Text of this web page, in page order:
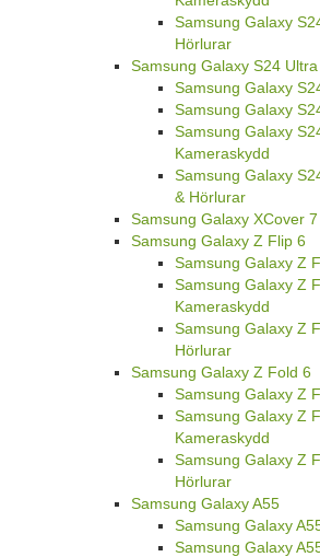
Samsung Galaxy
Hörlurar
Samsung Galaxy S24 Ultra
Samsung Galaxy
Samsung Galaxy
Samsung Galaxy
Kameraskydd
Samsung Galaxy
& Hörlurar
Samsung Galaxy XCover 7
Samsung Galaxy Z Flip 6
Samsung Galaxy Z
Samsung Galaxy Z
Kameraskydd
Samsung Galaxy Z
Hörlurar
Samsung Galaxy Z Fold 6
Samsung Galaxy Z
Samsung Galaxy Z
Kameraskydd
Samsung Galaxy Z
Hörlurar
Samsung Galaxy A55
Samsung Galaxy
Samsung Galaxy